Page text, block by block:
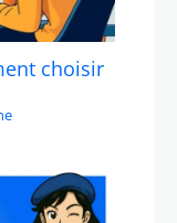
choisir